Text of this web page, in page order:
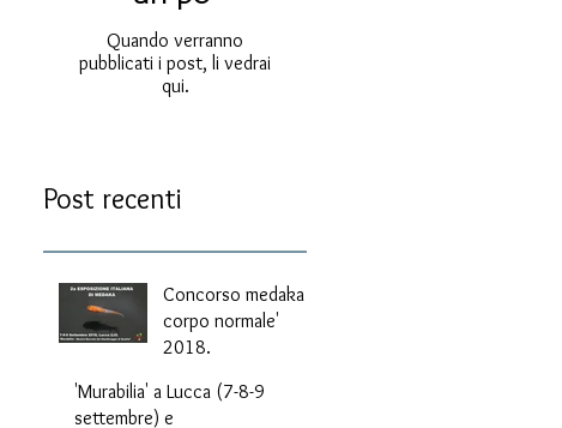
Quando verranno
pubblicati i post, li vedrai
qui.
Post recenti
Concorso medaka 'a
corpo normale'
2018.
'Murabilia' a Lucca (7-8-9
settembre) e